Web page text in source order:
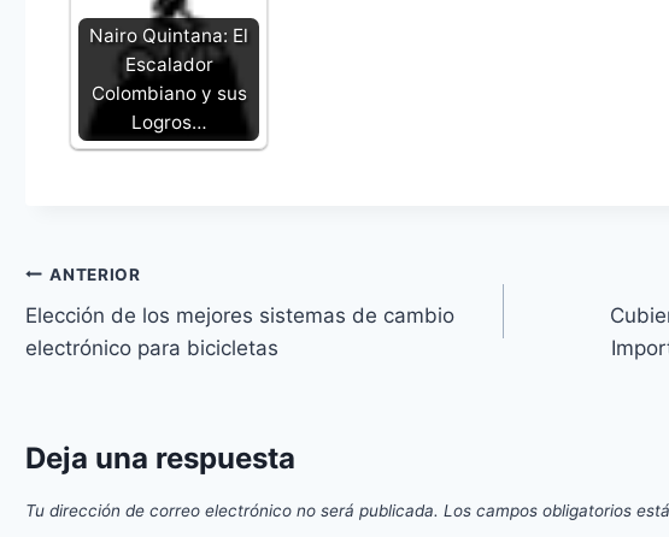
Nairo Quintana: El
Escalador
Colombiano y sus
Logros…
Navegación
de
ANTERIOR
Elección de los mejores sistemas de cambio
electrónico para bicicletas
Deja una respuesta
Tu dirección de correo electrónico no será publicada. Los campos obligatorios